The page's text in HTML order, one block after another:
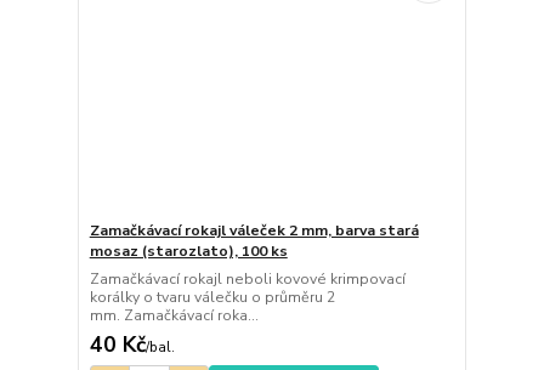
Zamačkávací rokajl váleček 2 mm, barva stará
mosaz (starozlato), 100 ks
Zamačkávací rokajl neboli kovové krimpovací
korálky o tvaru válečku o průměru 2
mm. Zamačkávací roka...
40 Kč/bal.